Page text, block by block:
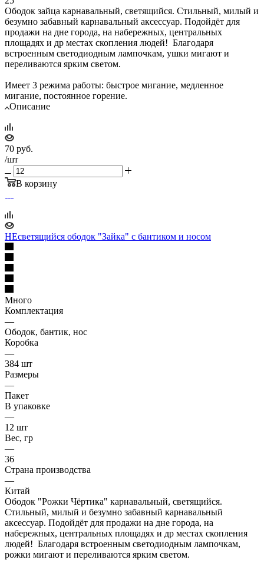
Ободок зайца карнавальный, светящийся. Стильный, милый и
безумно забавный карнавальный аксессуар. Подойдёт для
продажи на дне города, на набережных, центральных
площадях и др местах скопления людей! Благодаря
встроенным светодиодным лампочкам, ушки мигают и
переливаются ярким светом.
Имеет 3 режима работы: быстрое мигание, медленное
мигание, постоянное горение.
Описание
70 руб.
/шт
В корзину
НЕсветящийся ободок "Зайка" с бантиком и носом
Много
Комплектация
—
Ободок, бантик, нос
Коробка
—
384 шт
Размеры
—
Пакет
В упаковке
—
12 шт
Вес, гр
—
36
Страна производства
—
Китай
Ободок "Рожки Чёртика" карнавальный, светящийся.
Стильный, милый и безумно забавный карнавальный
аксессуар. Подойдёт для продажи на дне города, на
набережных, центральных площадях и др местах скопления
людей! Благодаря встроенным светодиодным лампочкам,
рожки мигают и переливаются ярким светом.